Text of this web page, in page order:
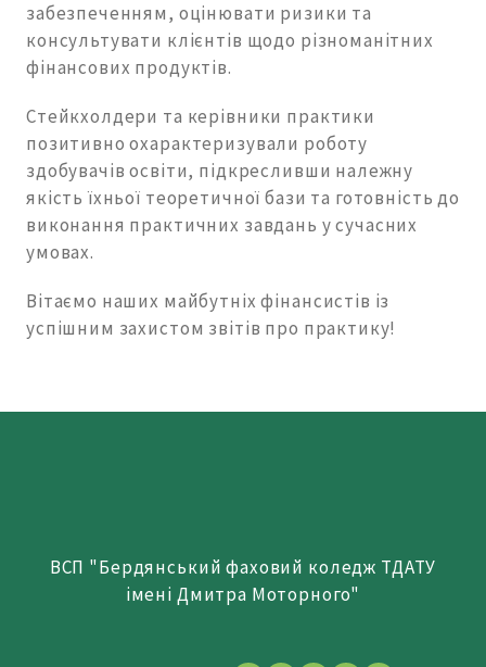
забезпеченням, оцінювати ризики та
консультувати клієнтів щодо різноманітних
фінансових продуктів.
Стейкхолдери та керівники практики
позитивно охарактеризували роботу
здобувачів освіти, підкресливши належну
якість їхньої теоретичної бази та готовність до
виконання практичних завдань у сучасних
умовах.
Вітаємо наших майбутніх фінансистів із
успішним захистом звітів про практику!
ВСП "Бердянський фаховий коледж ТДАТУ
імені Дмитра Моторного"